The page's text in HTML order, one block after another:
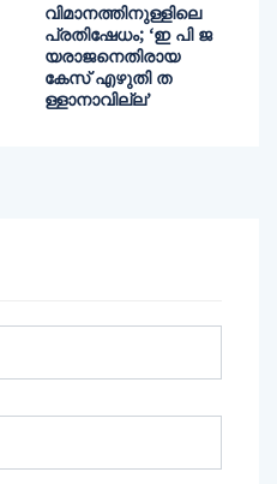
വിമാനത്തിനുള്ളിലെ
പ്രതിഷേധം; ‘ഇ പി ജ
യരാജനെതിരായ
കേസ് എഴുതി ത
ള്ളാനാവില്ല’